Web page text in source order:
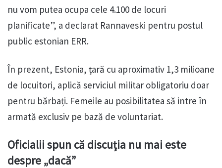
nu vom putea ocupa cele 4.100 de locuri
planificate”, a declarat Rannaveski pentru postul
public estonian ERR.
În prezent, Estonia, țară cu aproximativ 1,3 milioane
de locuitori, aplică serviciul militar obligatoriu doar
pentru bărbați. Femeile au posibilitatea să intre în
armată exclusiv pe bază de voluntariat.
Oficialii spun că discuția nu mai este
despre „dacă”